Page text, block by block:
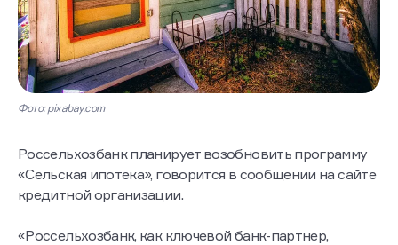
Фото: pixabay.com
Россельхозбанк планирует возобновить программу
«Сельская ипотека», говорится в сообщении на сайте
кредитной организации.
«Россельхозбанк, как ключевой банк-партнер,